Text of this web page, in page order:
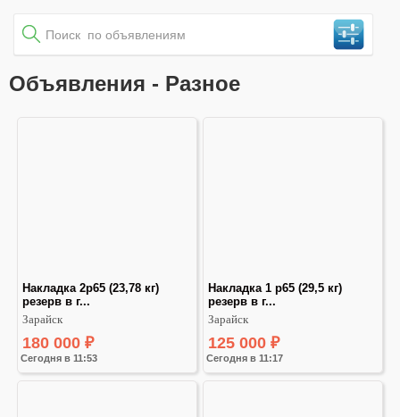
Объявления - Разное
Сегодня в 11:53
Нaкладкa 2р65 (23,78 кг)
резерв в г...
Зарайск
180 000 ₽
Сегодня в 11:17
Накладка 1 р65 (29,5 кг)
резерв в г...
Зарайск
125 000 ₽